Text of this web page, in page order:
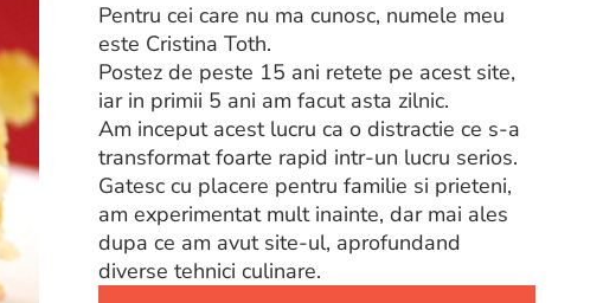
Pentru cei care nu ma cunosc, numele meu
este Cristina Toth.
Postez de peste 15 ani retete pe acest site,
iar in primii 5 ani am facut asta zilnic.
Am inceput acest lucru ca o distractie ce s-a
transformat foarte rapid intr-un lucru serios.
Gatesc cu placere pentru familie si prieteni,
am experimentat mult inainte, dar mai ales
dupa ce am avut site-ul, aprofundand
diverse tehnici culinare.